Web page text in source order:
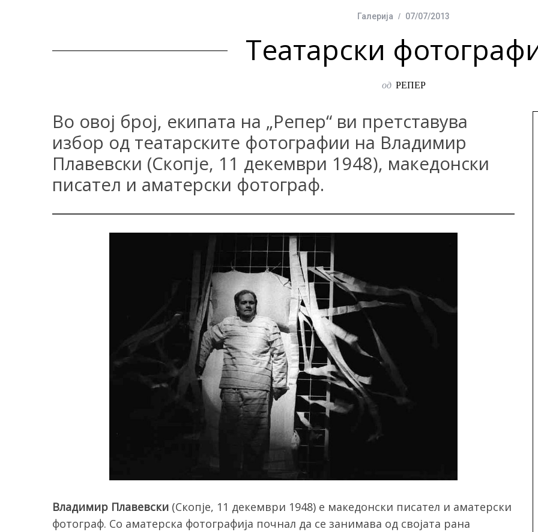
Галерија 07/07/2013
Театарски
од РЕПЕР
Во овој број, екипата на „Репер“ ви претставува
избор од театарските фотографии на Владимир
Плавевски (Скопје, 11 декември 1948), македонски
писател и аматерски фотограф.
Владимир Плавевски (Скопје, 11 декември 1948) е македонски писател и аматерски
фотограф. Со аматерска фотографија почнал да се занимава од својата рана